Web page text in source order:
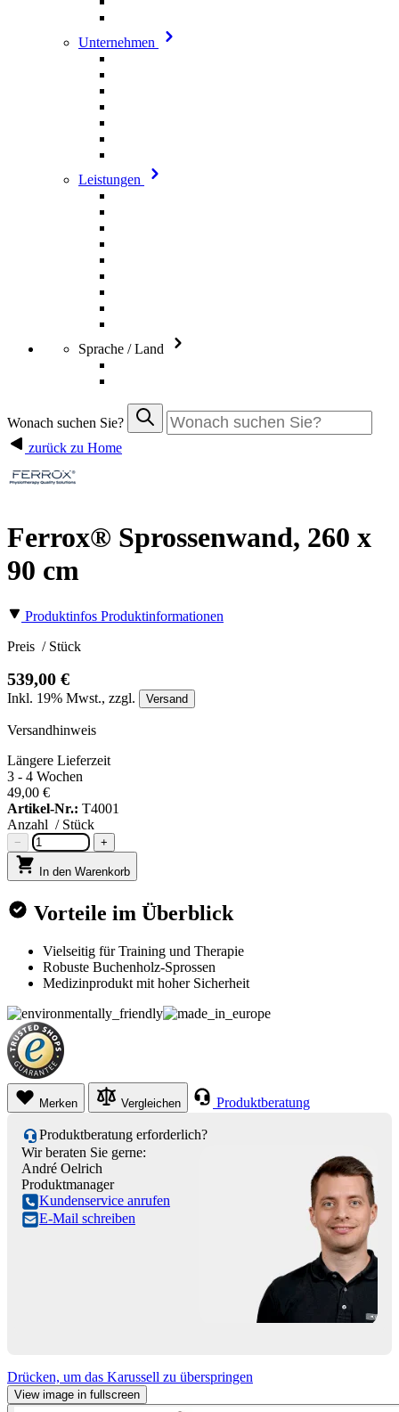
Unternehmen
Leistungen
Sprache / Land
Wonach suchen Sie?
zurück zu Home
Ferrox® Sprossenwand, 260 x
90 cm
Produktinfos Produktinformationen
Preis / Stück
539,00 €
Inkl. 19% Mwst., zzgl. Versand
Versandhinweis
Längere Lieferzeit
3 - 4 Wochen
49,00 €
Artikel-Nr.: T4001
Anzahl / Stück
− +
In den Warenkorb
Vorteile im Überblick
Vielseitig für Training und Therapie
Robuste Buchenholz-Sprossen
Medizinprodukt mit hoher Sicherheit
Merken Vergleichen Produktberatung
Produktberatung erforderlich?
Wir beraten Sie gerne:
André Oelrich
Produktmanager
Kundenservice anrufen
E-Mail schreiben
Drücken, um das Karussell zu überspringen
View image in fullscreen